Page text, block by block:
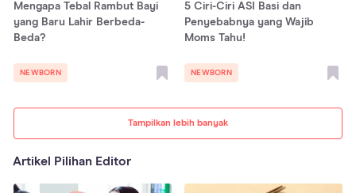
Tampilkan lebih banyak
Mengapa Tebal Rambut Bayi
yang Baru Lahir Berbeda-
Beda?
NEWBORN
5 Ciri-Ciri ASI Basi dan
Penyebabnya yang Wajib
Moms Tahu!
NEWBORN
Artikel Pilihan Editor